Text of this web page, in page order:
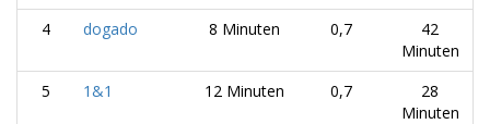
4
dogado 8 Minuten 0,7
42
Minuten
5
1&1 12 Minuten 0,7
28
Minuten